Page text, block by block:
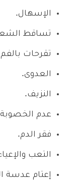
الإسهال.
تساقط
تقرحات
العدوى.
النزيف.
عدم الخصوبة
فقر الدم.
التعب
إعتام عدسة